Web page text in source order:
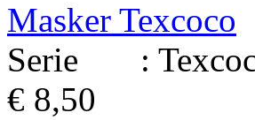
Masker Texcoco
Serie : Texcoco
€ 8,50